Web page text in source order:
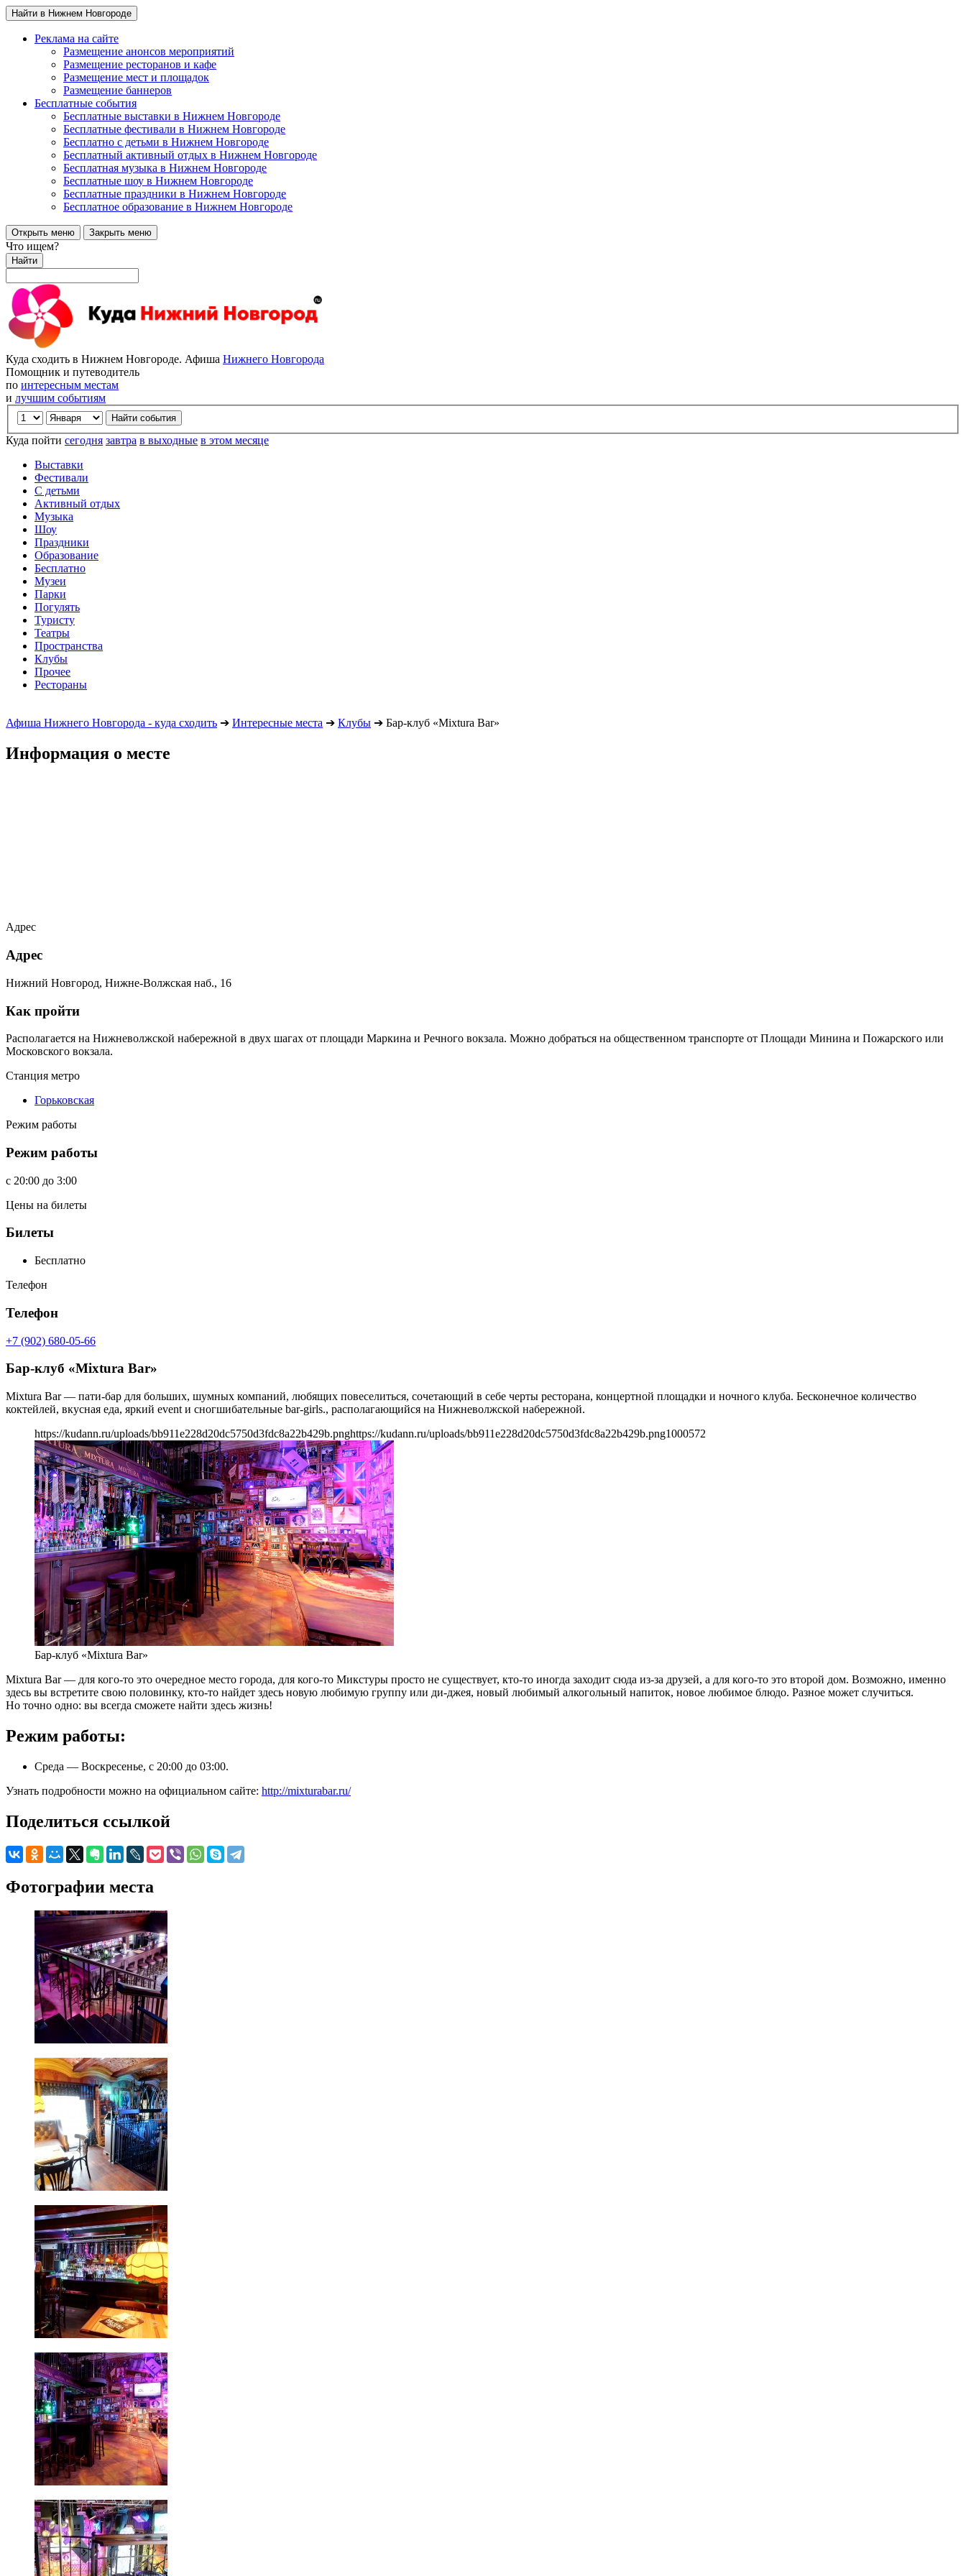
Найти в Нижнем Новгороде
Реклама на сайте
Размещение анонсов мероприятий
Размещение ресторанов и кафе
Размещение мест и площадок
Размещение баннеров
Бесплатные события
Бесплатные выставки в Нижнем Новгороде
Бесплатные фестивали в Нижнем Новгороде
Бесплатно с детьми в Нижнем Новгороде
Бесплатный активный отдых в Нижнем Новгороде
Бесплатная музыка в Нижнем Новгороде
Бесплатные шоу в Нижнем Новгороде
Бесплатные праздники в Нижнем Новгороде
Бесплатное образование в Нижнем Новгороде
Открыть меню Закрыть меню
Что ищем?
Найти
Куда сходить в Нижнем Новгороде. Афиша Нижнего Новгорода
Помощник и путеводитель
по интересным местам
и лучшим событиям
Куда пойти сегодня завтра в выходные в этом месяце
Выставки
Фестивали
С детьми
Активный отдых
Музыка
Шоу
Праздники
Образование
Бесплатно
Музеи
Парки
Погулять
Туристу
Театры
Пространства
Клубы
Прочее
Рестораны
Афиша Нижнего Новгорода - куда сходить ➔ Интересные места ➔ Клубы ➔ Бар-клуб «Mixtura Bar»
Информация о месте
Адрес
Адрес
Нижний Новгород, Нижне-Волжская наб., 16
Как пройти
Располагается на Нижневолжской набережной в двух шагах от площади Маркина и Речного вокзала. Можно добраться на общественном транспорте от Площади Минина и Пожарского или
Московского вокзала.
Станция метро
Горьковская
Режим работы
Режим работы
c 20:00 до 3:00
Цены на билеты
Билеты
Бесплатно
Телефон
Телефон
+7 (902) 680-05-66
Бар-клуб «Mixtura Bar»
Mixtura Bar — пати-бар для больших, шумных компаний, любящих повеселиться, сочетающий в себе черты ресторана, концертной площадки и ночного клуба. Бесконечное количество
коктейлей, вкусная еда, яркий event и сногшибательные bar-girls., располагающийся на Нижневолжской набережной.
https://kudann.ru/uploads/bb911e228d20dc5750d3fdc8a22b429b.pnghttps://kudann.ru/uploads/bb911e228d20dc5750d3fdc8a22b429b.png1000572
Бар-клуб «Mixtura Bar»
Mixtura Bar — для кого-то это очередное место города, для кого-то Микстуры просто не существует, кто-то иногда заходит сюда из-за друзей, а для кого-то это второй дом. Возможно, именно
здесь вы встретите свою половинку, кто-то найдет здесь новую любимую группу или ди-джея, новый любимый алкогольный напиток, новое любимое блюдо. Разное может случиться.
Но точно одно: вы всегда сможете найти здесь жизнь!
Режим работы:
Среда — Воскресенье, с 20:00 до 03:00.
Узнать подробности можно на официальном сайте: http://mixturabar.ru/
Поделиться ссылкой
Фотографии места